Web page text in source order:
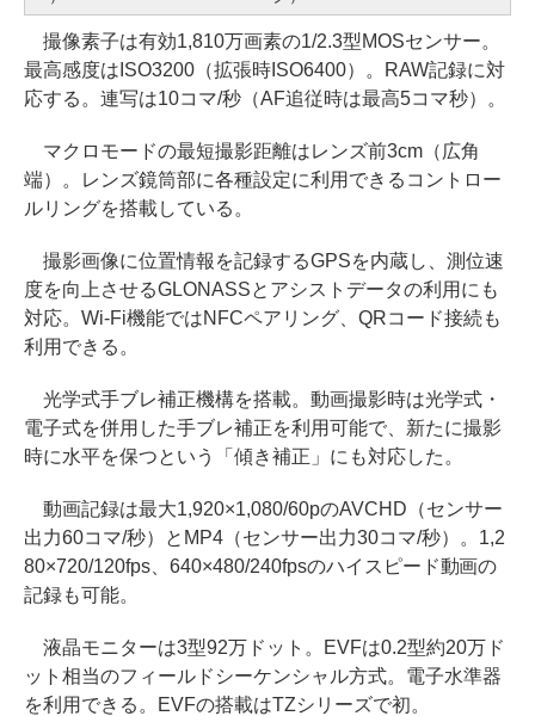
撮像素子は有効1,810万画素の1/2.3型MOSセンサー。
最高感度はISO3200（拡張時ISO6400）。RAW記録に対
応する。連写は10コマ/秒（AF追従時は最高5コマ秒）。
マクロモードの最短撮影距離はレンズ前3cm（広角
端）。レンズ鏡筒部に各種設定に利用できるコントロー
ルリングを搭載している。
撮影画像に位置情報を記録するGPSを内蔵し、測位速
度を向上させるGLONASSとアシストデータの利用にも
対応。Wi-Fi機能ではNFCペアリング、QRコード接続も
利用できる。
光学式手ブレ補正機構を搭載。動画撮影時は光学式・
電子式を併用した手ブレ補正を利用可能で、新たに撮影
時に水平を保つという「傾き補正」にも対応した。
動画記録は最大1,920×1,080/60pのAVCHD（センサー
出力60コマ/秒）とMP4（センサー出力30コマ/秒）。1,2
80×720/120fps、640×480/240fpsのハイスピード動画の
記録も可能。
液晶モニターは3型92万ドット。EVFは0.2型約20万ド
ット相当のフィールドシーケンシャル方式。電子水準器
を利用できる。EVFの搭載はTZシリーズで初。